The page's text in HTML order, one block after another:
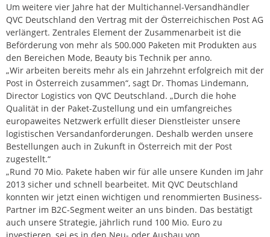
Um weitere vier Jahre hat der Multichannel-Versandhändler
QVC Deutschland den Vertrag mit der Österreichischen Post AG
verlängert. Zentrales Element der Zusammenarbeit ist die
Beförderung von mehr als 500.000 Paketen mit Produkten aus
den Bereichen Mode, Beauty bis Technik per anno.
„Wir arbeiten bereits mehr als ein Jahrzehnt erfolgreich mit der
Post in Österreich zusammen“, sagt Dr. Thomas Lindemann,
Director Logistics von QVC Deutschland. „Durch die hohe
Qualität in der Paket-Zustellung und ein umfangreiches
europaweites Netzwerk erfüllt dieser Dienstleister unsere
logistischen Versandanforderungen. Deshalb werden unsere
Bestellungen auch in Zukunft in Österreich mit der Post
zugestellt.“
„Rund 70 Mio. Pakete haben wir für alle unsere Kunden im Jahr
2013 sicher und schnell bearbeitet. Mit QVC Deutschland
konnten wir jetzt einen wichtigen und renommierten Business-
Partner im B2C-Segment weiter an uns binden. Das bestätigt
auch unsere Strategie, jährlich rund 100 Mio. Euro zu
investieren, sei es in den Neu- oder Ausbau von